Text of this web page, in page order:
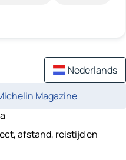
Nederlands
Magazine
afstand, reistijd en